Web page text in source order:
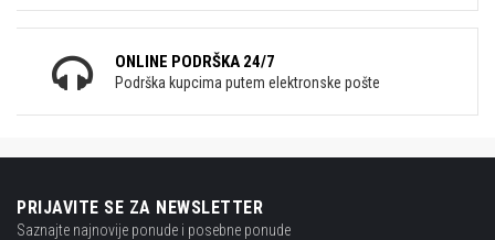
ONLINE PODRŠKA 24/7
Podrška kupcima putem elektronske pošte
PRIJAVITE SE ZA NEWSLETTER
Saznajte najnovije ponude i posebne ponude